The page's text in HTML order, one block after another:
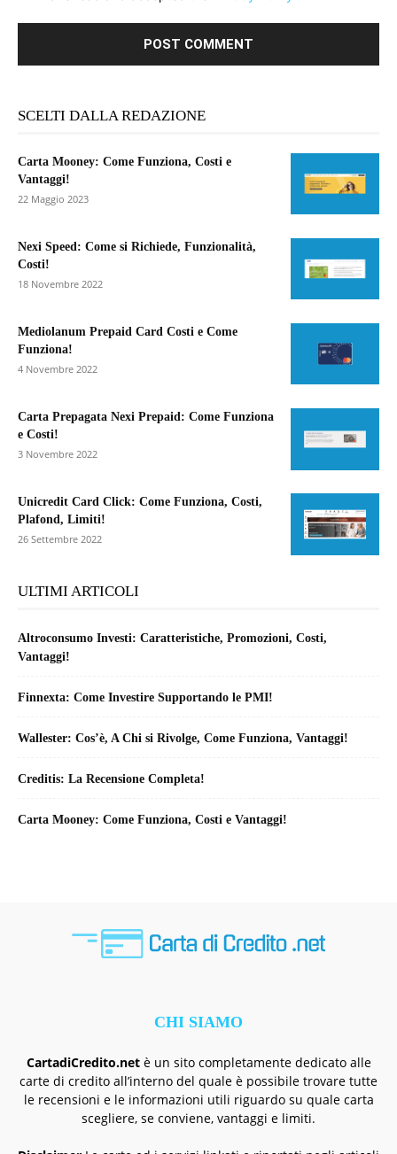
SCELTI DALLA REDAZIONE
Carta Mooney: Come Funziona, Costi e
Vantaggi!
22 Maggio 2023
Nexi Speed: Come si Richiede, Funzionalità,
Costi!
18 Novembre 2022
Mediolanum Prepaid Card Costi e Come
Funziona!
4 Novembre 2022
Carta Prepagata Nexi Prepaid: Come Funziona
e Costi!
3 Novembre 2022
Unicredit Card Click: Come Funziona, Costi,
Plafond, Limiti!
26 Settembre 2022
ULTIMI ARTICOLI
Altroconsumo Investi: Caratteristiche, Promozioni, Costi,
Vantaggi!
Finnexta: Come Investire Supportando le PMI!
Wallester: Cos’è, A Chi si Rivolge, Come Funziona, Vantaggi!
Creditis: La Recensione Completa!
Carta Mooney: Come Funziona, Costi e Vantaggi!
CHI SIAMO
CartadiCredito.netè un sito completamente dedicato alle
carte di credito all’interno del quale è possibile trovare tutte
le recensioni e le informazioni utili riguardo su quale carta
scegliere, se conviene, vantaggi e limiti.